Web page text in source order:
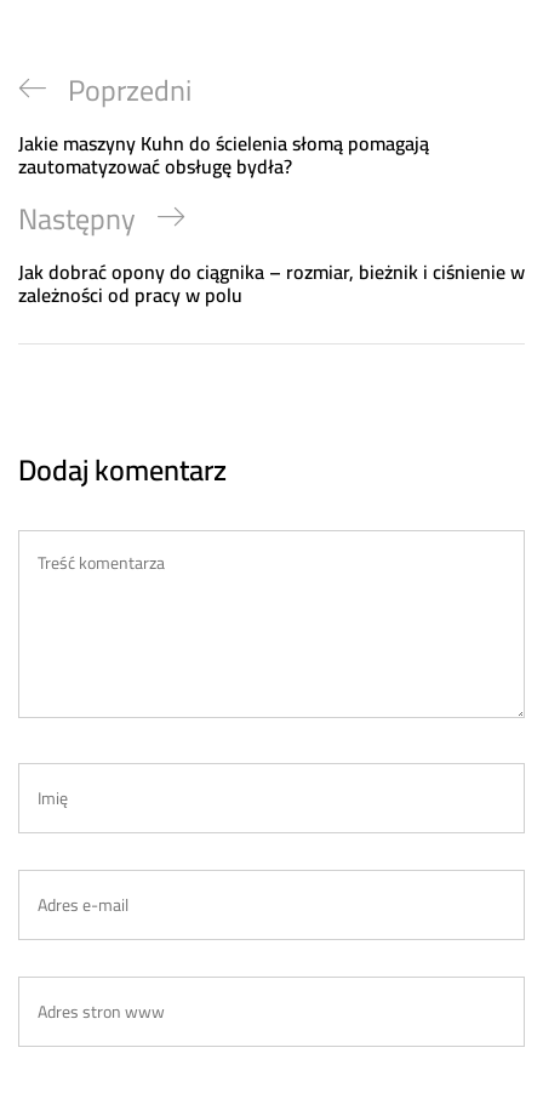
Nawigacja
wpisu
Previous
Post
Poprzedni
Jakie maszyny Kuhn do ścielenia słomą pomagają
zautomatyzować obsługę bydła?
Next
Post
Następny
Jak dobrać opony do ciągnika – rozmiar, bieżnik i ciśnienie w
zależności od pracy w polu
Dodaj komentarz